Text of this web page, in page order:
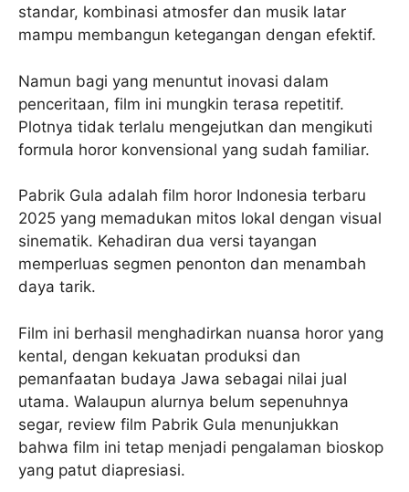
standar, kombinasi atmosfer dan musik latar
mampu membangun ketegangan dengan efektif.
Namun bagi yang menuntut inovasi dalam
penceritaan, film ini mungkin terasa repetitif.
Plotnya tidak terlalu mengejutkan dan mengikuti
formula horor konvensional yang sudah familiar.
Pabrik Gula adalah film horor Indonesia terbaru
2025 yang memadukan mitos lokal dengan visual
sinematik. Kehadiran dua versi tayangan
memperluas segmen penonton dan menambah
daya tarik.
Film ini berhasil menghadirkan nuansa horor yang
kental, dengan kekuatan produksi dan
pemanfaatan budaya Jawa sebagai nilai jual
utama. Walaupun alurnya belum sepenuhnya
segar, review film Pabrik Gula menunjukkan
bahwa film ini tetap menjadi pengalaman bioskop
yang patut diapresiasi.